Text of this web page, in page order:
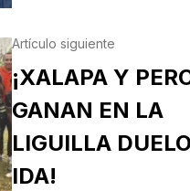
Artículo siguiente
¡XALAPA Y
GANAN EN LA
LIGUILLA
IDA!